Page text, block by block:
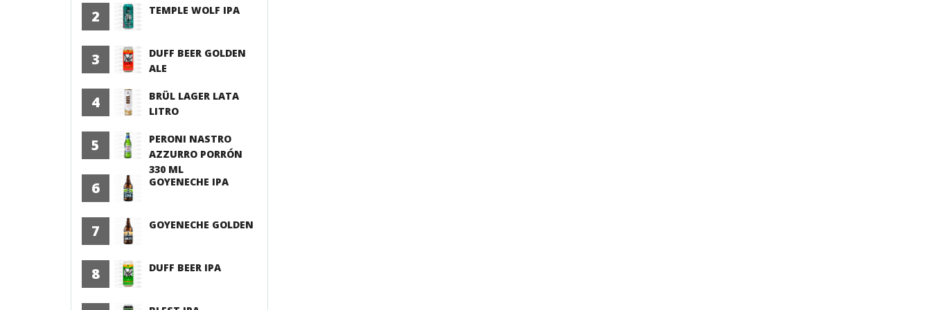
2 TEMPLE WOLF IPA
3
DUFF BEER GOLDEN
ALE
4
BRÜL LAGER LATA
LITRO
5
PERONI NASTRO
AZZURRO PORRÓN
330 ML
6 GOYENECHE IPA
7 GOYENECHE GOLDEN
8 DUFF BEER IPA